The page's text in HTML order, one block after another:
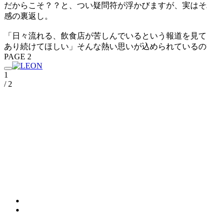
だからこそ？？と、つい疑問符が浮かびますが、実は
感の裏返し。
「日々流れる、飲食店が苦しんでいるという報道を
あり続けてほしい」そんな熱い思いが込められているの
PAGE 2
1
/ 2